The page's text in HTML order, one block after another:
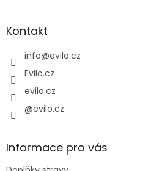
aKontakt
info@evilo.cz
Evilo.cz
evilo.cz
@evilo.cz
Informace pro vás